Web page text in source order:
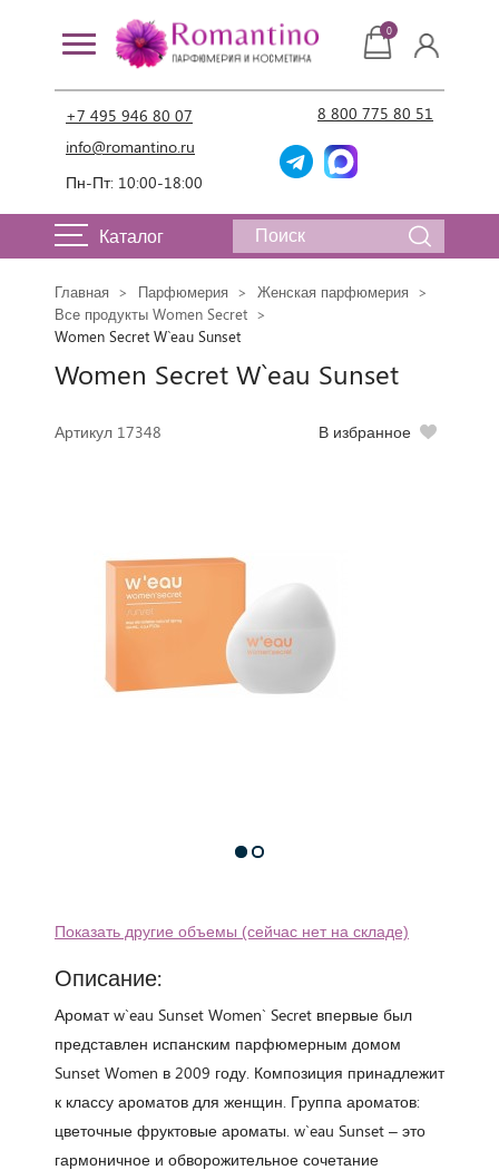
+7 495 946 80 07
info@romantino.ru
Пн-Пт: 10:00-18:00
8 800 775 80 51
0
Каталог
Главная Парфюмерия
Женская парфюмерия
Все продукты Women Secret
Women Secret W`eau Sunset
Women Secret W`eau Sunset
Артикул 17348 В избранное
Показать другие объемы (сейчас нет на складе)
Описание:
Аромат w`eau Sunset Women` Secret впервые был
представлен испанским парфюмерным домом
Sunset Women в 2009 году. Композиция принадлежит
к классу ароматов для женщин. Группа ароматов:
цветочные фруктовые ароматы. w`eau Sunset – это
гармоничное и обворожительное сочетание